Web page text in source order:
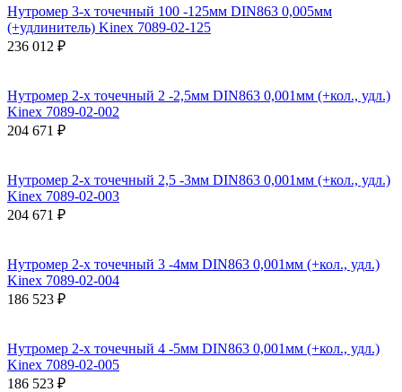
Нутромер 3-х точечный 100 -125мм DIN863 0,005мм
(+удлинитель) Kinex 7089-02-125
236 012 ₽
Нутромер 2-х точечный 2 -2,5мм DIN863 0,001мм (+кол., удл.)
Kinex 7089-02-002
204 671 ₽
Нутромер 2-х точечный 2,5 -3мм DIN863 0,001мм (+кол., удл.)
Kinex 7089-02-003
204 671 ₽
Нутромер 2-х точечный 3 -4мм DIN863 0,001мм (+кол., удл.)
Kinex 7089-02-004
186 523 ₽
Нутромер 2-х точечный 4 -5мм DIN863 0,001мм (+кол., удл.)
Kinex 7089-02-005
186 523 ₽